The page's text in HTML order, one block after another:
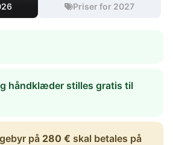
Priser for 2027
håndklæder stilles gratis til
på 280 € skal betales på